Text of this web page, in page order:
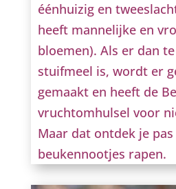
éénhuizig en
heeft mannelijke en
bloemen). Als er dan
stuifmeel is, wordt er
gemaakt en heeft de
vruchtomhulsel voor
Maar dat ontdek je
beukennootjes rapen.